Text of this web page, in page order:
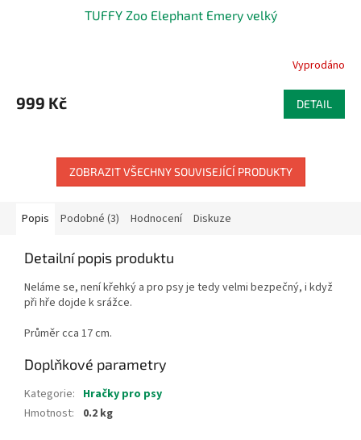
TUFFY Zoo Elephant Emery velký
Vyprodáno
999 Kč DETAIL
ZOBRAZIT VŠECHNY SOUVISEJÍCÍ PRODUKTY
Popis Podobné (3) Hodnocení Diskuze
Detailní popis produktu
Neláme se, není křehký a pro psy je tedy velmi bezpečný, i když
při hře dojde k srážce.
Průměr cca 17 cm.
Doplňkové parametry
Kategorie: Hračky pro psy
Hmotnost: 0.2 kg